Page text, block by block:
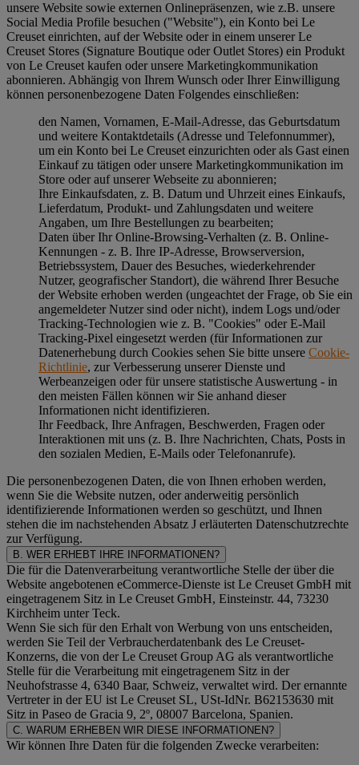
unsere Website sowie externen Onlinepräsenzen, wie z.B. unsere
Social Media Profile besuchen ("Website"), ein Konto bei Le
Creuset einrichten, auf der Website oder in einem unserer Le
Creuset Stores (Signature Boutique oder Outlet Stores) ein Produkt
von Le Creuset kaufen oder unsere Marketingkommunikation
abonnieren. Abhängig von Ihrem Wunsch oder Ihrer Einwilligung
können personenbezogene Daten Folgendes einschließen:
den Namen, Vornamen, E-Mail-Adresse, das Geburtsdatum
und weitere Kontaktdetails (Adresse und Telefonnummer),
um ein Konto bei Le Creuset einzurichten oder als Gast einen
Einkauf zu tätigen oder unsere Marketingkommunikation im
Store oder auf unserer Webseite zu abonnieren;
Ihre Einkaufsdaten, z. B. Datum und Uhrzeit eines Einkaufs,
Lieferdatum, Produkt- und Zahlungsdaten und weitere
Angaben, um Ihre Bestellungen zu bearbeiten;
Daten über Ihr Online-Browsing-Verhalten (z. B. Online-
Kennungen - z. B. Ihre IP-Adresse, Browserversion,
Betriebssystem, Dauer des Besuches, wiederkehrender
Nutzer, geografischer Standort), die während Ihrer Besuche
der Website erhoben werden (ungeachtet der Frage, ob Sie ein
angemeldeter Nutzer sind oder nicht), indem Logs und/oder
Tracking-Technologien wie z. B. "Cookies" oder E-Mail
Tracking-Pixel eingesetzt werden (für Informationen zur
Datenerhebung durch Cookies sehen Sie bitte unsere Cookie-
Richtlinie, zur Verbesserung unserer Dienste und
Werbeanzeigen oder für unsere statistische Auswertung - in
den meisten Fällen können wir Sie anhand dieser
Informationen nicht identifizieren.
Ihr Feedback, Ihre Anfragen, Beschwerden, Fragen oder
Interaktionen mit uns (z. B. Ihre Nachrichten, Chats, Posts in
den sozialen Medien, E-Mails oder Telefonanrufe).
Die personenbezogenen Daten, die von Ihnen erhoben werden,
wenn Sie die Website nutzen, oder anderweitig persönlich
identifizierende Informationen werden so geschützt, und Ihnen
stehen die im nachstehenden Absatz J erläuterten Datenschutzrechte
zur Verfügung.
B. WER ERHEBT IHRE INFORMATIONEN?
Die für die Datenverarbeitung verantwortliche Stelle der über die
Website angebotenen eCommerce-Dienste ist Le Creuset GmbH mit
eingetragenem Sitz in Le Creuset GmbH, Einsteinstr. 44, 73230
Kirchheim unter Teck.
Wenn Sie sich für den Erhalt von Werbung von uns entscheiden,
werden Sie Teil der Verbraucherdatenbank des Le Creuset-
Konzerns, die von der Le Creuset Group AG als verantwortliche
Stelle für die Verarbeitung mit eingetragenem Sitz in der
Neuhofstrasse 4, 6340 Baar, Schweiz, verwaltet wird. Der ernannte
Vertreter in der EU ist Le Creuset SL, USt-IdNr. B62153630 mit
Sitz in Paseo de Gracia 9, 2º, 08007 Barcelona, Spanien.
C. WARUM ERHEBEN WIR DIESE INFORMATIONEN?
Wir können Ihre Daten für die folgenden Zwecke verarbeiten: